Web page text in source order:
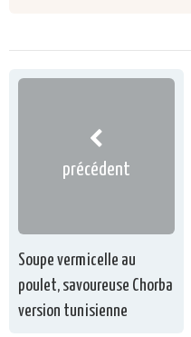
précédent
Soupe vermicelle au
poulet, savoureuse Chorba
version tunisienne